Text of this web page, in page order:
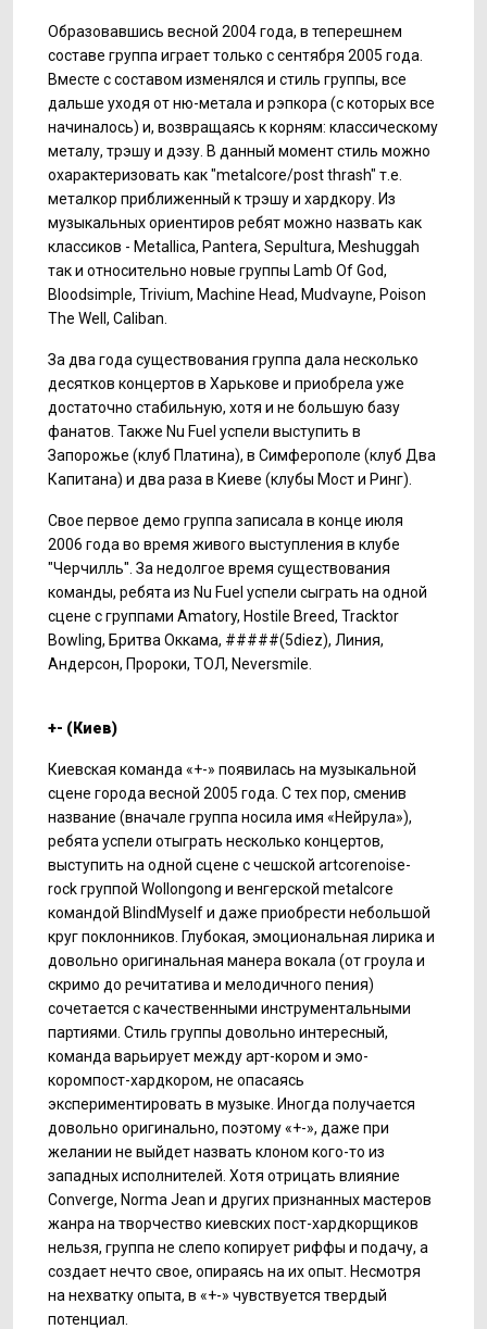
Образовавшись весной 2004 года, в теперешнем
составе группа играет только с сентября 2005 года.
Вместе с составом изменялся и стиль группы, все
дальше уходя от ню-метала и рэпкора (с которых все
начиналось) и, возвращаясь к корням: классическому
металу, трэшу и дэзу. В данный момент стиль можно
охарактеризовать как "metalcore/post thrash" т.е.
металкор приближенный к трэшу и хардкору. Из
музыкальных ориентиров ребят можно назвать как
классиков - Metallica, Pantera, Sepultura, Meshuggah
так и относительно новые группы Lamb Of God,
Bloodsimple, Trivium, Machine Head, Mudvayne, Poison
The Well, Caliban.
За два года существования группа дала несколько
десятков концертов в Харькове и приобрела уже
достаточно стабильную, хотя и не большую базу
фанатов. Также Nu Fuel успели выступить в
Запорожье (клуб Платина), в Симферополе (клуб Два
Капитана) и два раза в Киеве (клубы Мост и Ринг).
Свое первое демо группа записала в конце июля
2006 года во время живого выступления в клубе
"Черчилль". За недолгое время существования
команды, ребята из Nu Fuel успели сыграть на одной
сцене с группами Amatory, Hostile Breed, Tracktor
Bowling, Бритва Оккама, #####(5diez), Линия,
Андерсон, Пророки, ТОЛ, Neversmile.
+- (Киев)
Киевская команда «+-» появилась на музыкальной
сцене города весной 2005 года. С тех пор, сменив
название (вначале группа носила имя «Нейрула»),
ребята успели отыграть несколько концертов,
выступить на одной сцене с чешской artcorenoise-
rock группой Wollongong и венгерской metalcore
командой BlindMyself и даже приобрести небольшой
круг поклонников. Глубокая, эмоциональная лирика и
довольно оригинальная манера вокала (от гроула и
скримо до речитатива и мелодичного пения)
сочетается с качественными инструментальными
партиями. Стиль группы довольно интересный,
команда варьирует между арт-кором и эмо-
коромпост-хардкором, не опасаясь
экспериментировать в музыке. Иногда получается
довольно оригинально, поэтому «+-», даже при
желании не выйдет назвать клоном кого-то из
западных исполнителей. Хотя отрицать влияние
Converge, Norma Jean и других признанных мастеров
жанра на творчество киевских пост-хардкорщиков
нельзя, группа не слепо копирует риффы и подачу, а
создает нечто свое, опираясь на их опыт. Несмотря
на нехватку опыта, в «+-» чувствуется твердый
потенциал.